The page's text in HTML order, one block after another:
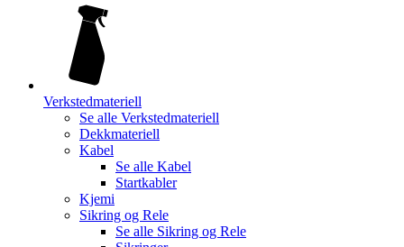
Verkstedmateriell
Se alle Verkstedmateriell
Dekkmateriell
Kabel
Se alle Kabel
Startkabler
Kjemi
Sikring og Rele
Se alle Sikring og Rele